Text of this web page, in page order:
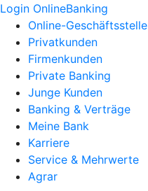
Login OnlineBanking
Online-Geschäftsstelle
Privatkunden
Firmenkunden
Private Banking
Junge Kunden
Banking & Verträge
Meine Bank
Karriere
Service & Mehrwerte
Agrar